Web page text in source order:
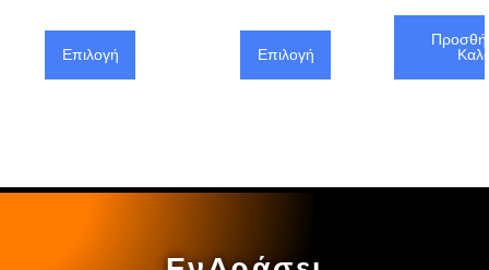
Επιλογή Επιλογή